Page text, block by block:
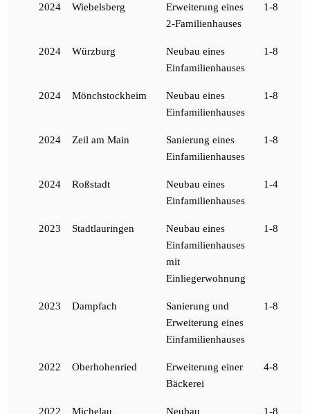
2024 Wiebelsberg
Erweiterung eines
2-Familienhauses
1-8
2024 Würzburg
Neubau eines
Einfamilienhauses
1-8
2024 Mönchstockheim
Neubau eines
Einfamilienhauses
1-8
2024 Zeil am Main
Sanierung eines
Einfamilienhauses
1-8
2024 Roßstadt
Neubau eines
Einfamilienhauses
1-4
2023 Stadtlauringen
Neubau eines
Einfamilienhauses
mit
Einliegerwohnung
1-8
2023 Dampfach
Sanierung und
Erweiterung eines
Einfamilienhauses
1-8
2022 Oberhohenried
Erweiterung einer
Bäckerei
4-8
2022 Michelau
Neubau
1-8